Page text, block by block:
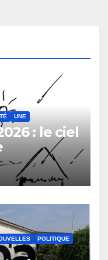
UNE
: le ciel
POLITIQUE